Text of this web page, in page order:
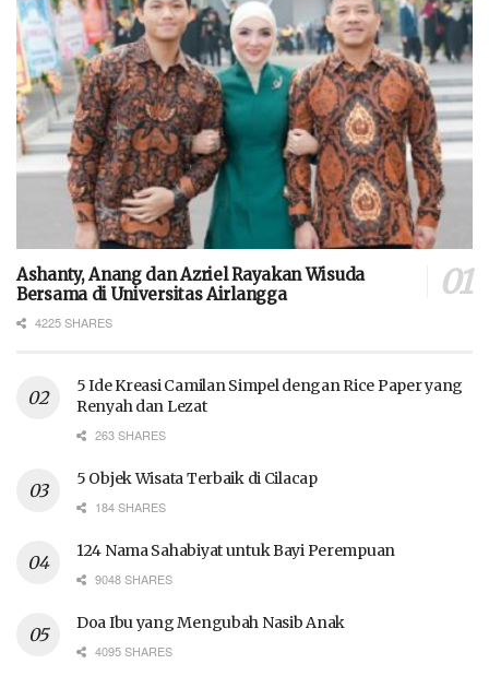
Ashanty, Anang dan Azriel Rayakan Wisuda
Bersama di Universitas Airlangga
4225 SHARES
5 Ide Kreasi Camilan Simpel dengan Rice Paper yang
Renyah dan Lezat
263 SHARES
5 Objek Wisata Terbaik di Cilacap
184 SHARES
124 Nama Sahabiyat untuk Bayi Perempuan
9048 SHARES
Doa Ibu yang Mengubah Nasib Anak
4095 SHARES